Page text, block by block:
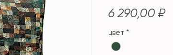
6 290,00 ₽
цвет *